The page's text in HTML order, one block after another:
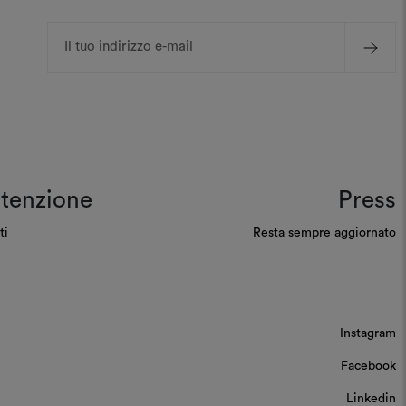
Press
Resta sempre aggiornato
Instagram
Facebook
Linkedin